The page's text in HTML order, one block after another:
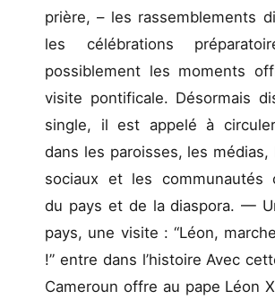
prière, – les rassemblements
les célébrations
possiblement les moments
visite pontificale. Désormais
single, il est appelé à
dans les paroisses, les médias,
sociaux et les communautés
du pays et de la diaspora. —
pays, une visite : “Léon,
!” entre dans l’histoire Avec
Cameroun offre au pape Léon